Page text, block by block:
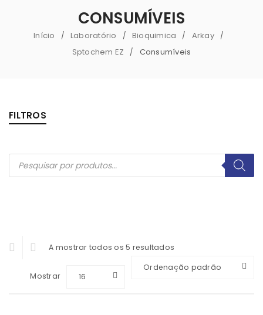
CONSUMÍVEIS
Início / Laboratório / Bioquimica / Arkay /
Sptochem EZ / Consumíveis
FILTROS
A mostrar todos os 5 resultados
Ordenação padrão
Mostrar
16